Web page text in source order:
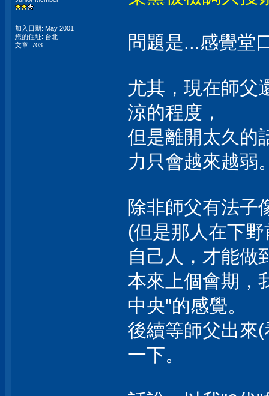
加入日期: May 2001
您的住址: 台北
文章: 703
問題是...感覺堂
尤其，現在師父
涼的程度，
但是離開太久的
力只會越來越弱
除非師父有法子
(但是那人在下
自己人，才能做
本來上個會期，
中央"的感覺。
後續等師父出來
一下。